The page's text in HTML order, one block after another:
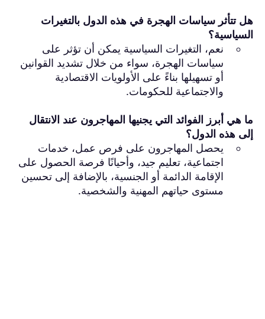
هل تتأثر سياسات الهجرة في هذه الدول بالتغيرات
السياسية؟
نعم، التغيرات السياسية يمكن أن تؤثر على
سياسات الهجرة، سواء من خلال تشديد القوانين
أو تسهيلها بناءً على الأولويات الاقتصادية
والاجتماعية للحكومات.
ما هي أبرز الفوائد التي يجنيها المهاجرون عند الانتقال
إلى هذه الدول؟
يحصل المهاجرون على فرص عمل، خدمات
اجتماعية، تعليم جيد، وأحيانًا فرصة الحصول على
الإقامة الدائمة أو الجنسية، بالإضافة إلى تحسين
مستوى حياتهم المهنية والشخصية.